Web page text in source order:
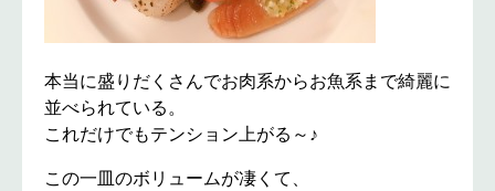
本当に盛りだくさんでお肉系からお魚系まで綺麗に
並べられている。
これだけでもテンション上がる～♪
この一皿のボリュームが凄くて、